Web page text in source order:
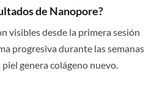
de Nanopore?
visibles desde la primera sesión
progresiva durante las semanas
genera colágeno nuevo.